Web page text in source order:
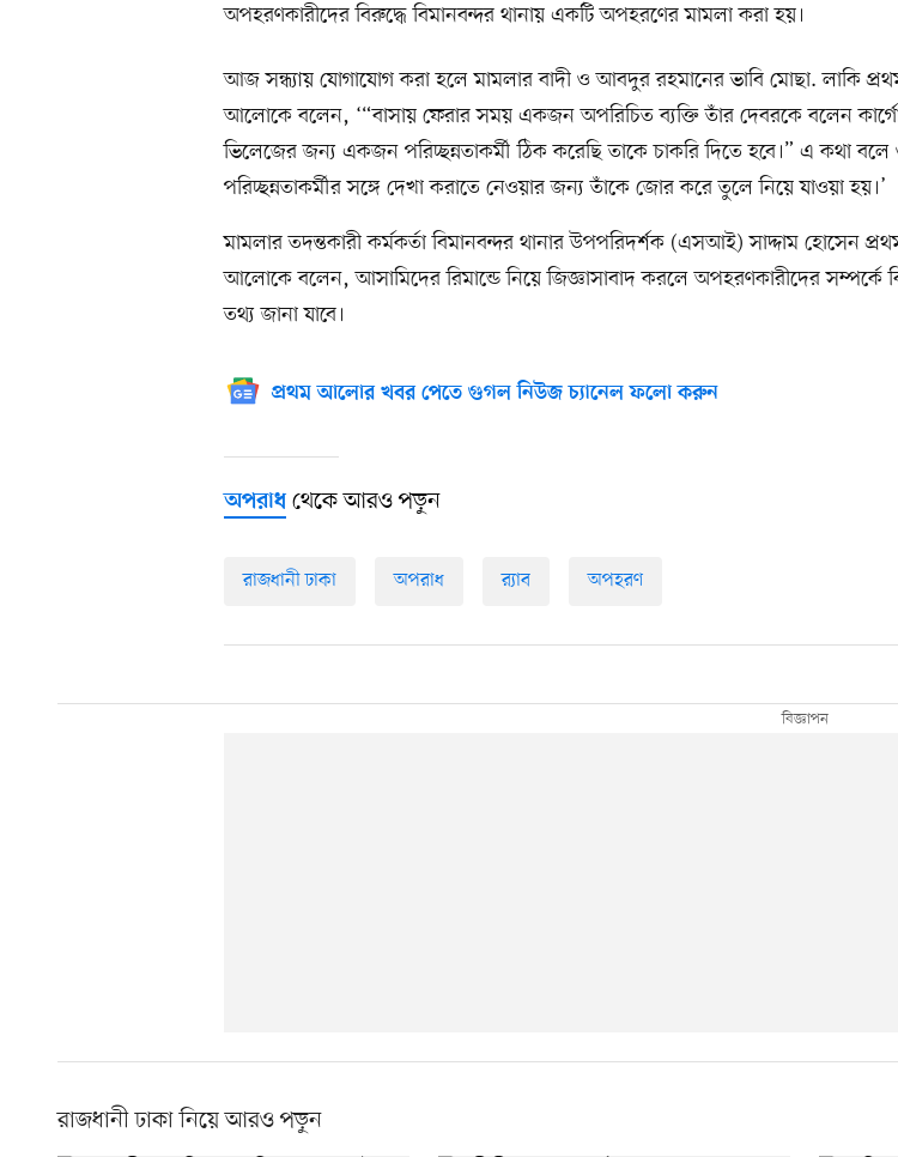
অপহরণকারীদের বিরুদ্ধে বিমানবন্দর থানায় একটি অপহরণের মামলা করা হয়।
আজ সন্ধ্যায় যোগাযোগ করা হলে মামলার বাদী ও আবদুর রহমানের ভাবি মোছা. লাকি
আলোকে বলেন, ‘“বাসায় ফেরার সময় একজন অপরিচিত ব্যক্তি তাঁর দেবরকে বলেন
ভিলেজের জন্য একজন পরিচ্ছন্নতাকর্মী ঠিক করেছি তাকে চাকরি দিতে হবে।” এ কথা
পরিচ্ছন্নতাকর্মীর সঙ্গে দেখা করাতে নেওয়ার জন্য তাঁকে জোর করে তুলে নিয়ে যাওয়া হয়।’
মামলার তদন্তকারী কর্মকর্তা বিমানবন্দর থানার উপপরিদর্শক (এসআই) সাদ্দাম হোসেন
আলোকে বলেন, আসামিদের রিমান্ডে নিয়ে জিজ্ঞাসাবাদ করলে অপহরণকারীদের সম্পর্কে
তথ্য জানা যাবে।
প্রথম আলোর খবর পেতে গুগল নিউজ চ্যানেল ফলো করুন
অপরাধথেকে আরও পড়ুন
রাজধানী ঢাকা অপরাধ র‍্যাব অপহরণ
রাজধানী ঢাকা নিয়ে আরও পড়ুন